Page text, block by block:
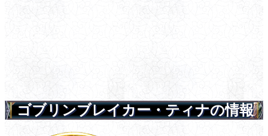
ゴブリンブレイカー・ティナの情報